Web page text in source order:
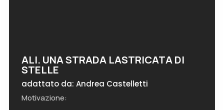
ALI. UNA STRADA LASTRICATA DI
STELLE
adattato da: Andrea Castelletti
Motivazione: